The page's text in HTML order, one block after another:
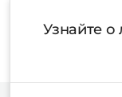
Узнайте